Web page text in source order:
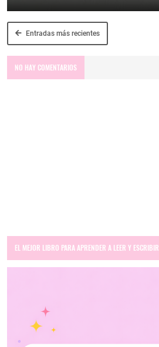
Entradas más recientes
NO HAY COMENTARIOS
EL MEJOR LIBRO PARA APRENDER A LEER Y ESCRIBIR